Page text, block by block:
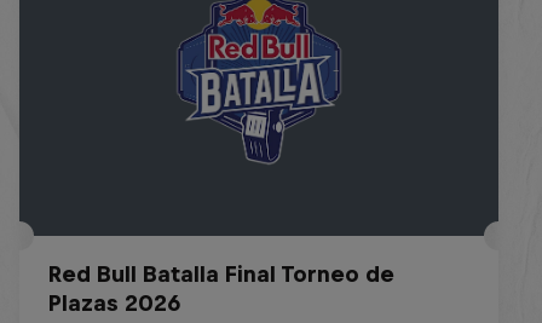
Red Bull Batalla Final Torneo de
Plazas 2026